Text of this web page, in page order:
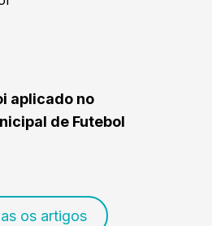
aplicado no
de Futebol
os artigos